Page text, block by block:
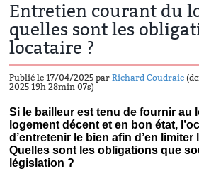
Entretien courant du
quelles sont les
locataire ?
Publié le 17/04/2025 parRichard Coudraie
2025 19h 28min 07s)
Si le bailleur est tenu de fournir au
logement décent et en bon état,
d’entretenir le bien afin d’en
Quelles sont les obligations que
législation ?